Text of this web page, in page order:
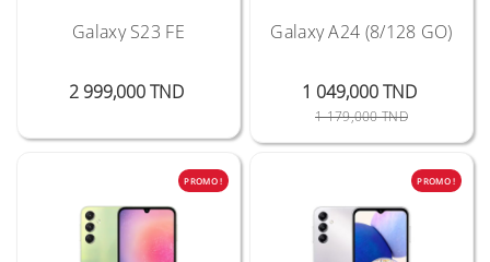
Galaxy S23 FE
2 999,000 TND
Galaxy A24 (8/128 GO)
1 049,000 TND
1 179,000 TNDPrix Public
Prix
PROMO ! PROMO !